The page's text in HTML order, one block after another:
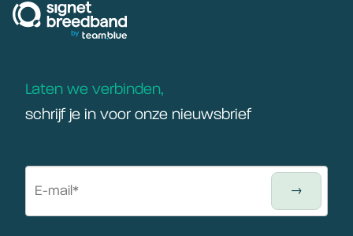
Laten we verbinden,
schrijf je in voor onze nieuwsbrief